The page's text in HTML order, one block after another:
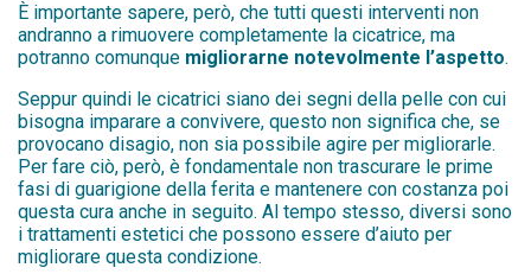
È importante sapere, però, che tutti questi interventi non
andranno a rimuovere completamente la cicatrice, ma
potranno comunque migliorarne notevolmente l’aspetto.
Seppur quindi le cicatrici siano dei segni della pelle con cui
bisogna imparare a convivere, questo non significa che, se
provocano disagio, non sia possibile agire per migliorarle.
Per fare ciò, però, è fondamentale non trascurare le prime
fasi di guarigione della ferita e mantenere con costanza poi
questa cura anche in seguito. Al tempo stesso, diversi sono
i trattamenti estetici che possono essere d’aiuto per
migliorare questa condizione.